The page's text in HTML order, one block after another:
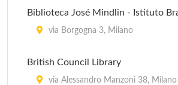
Biblioteca José Mindlin - Istituto
via Borgogna 3, Milano
British Council Library
via Alessandro Manzoni 38, Milano